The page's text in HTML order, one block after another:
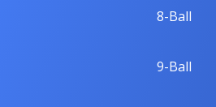
8-Ball
9-Ball